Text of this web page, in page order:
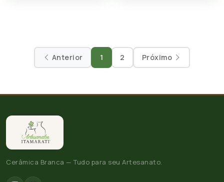
Anterior 1 2 Próximo
Cerâmica Branca — Tudo para seu Artesanato.